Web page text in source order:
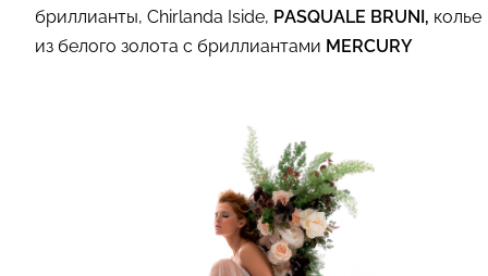
бриллианты, Chirlanda Iside, PASQUALE BRUNI, колье
из белого золота с бриллиантами MERCURY